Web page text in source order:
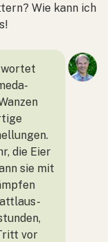
Wie kann ich
die Eier
sie mit
vor